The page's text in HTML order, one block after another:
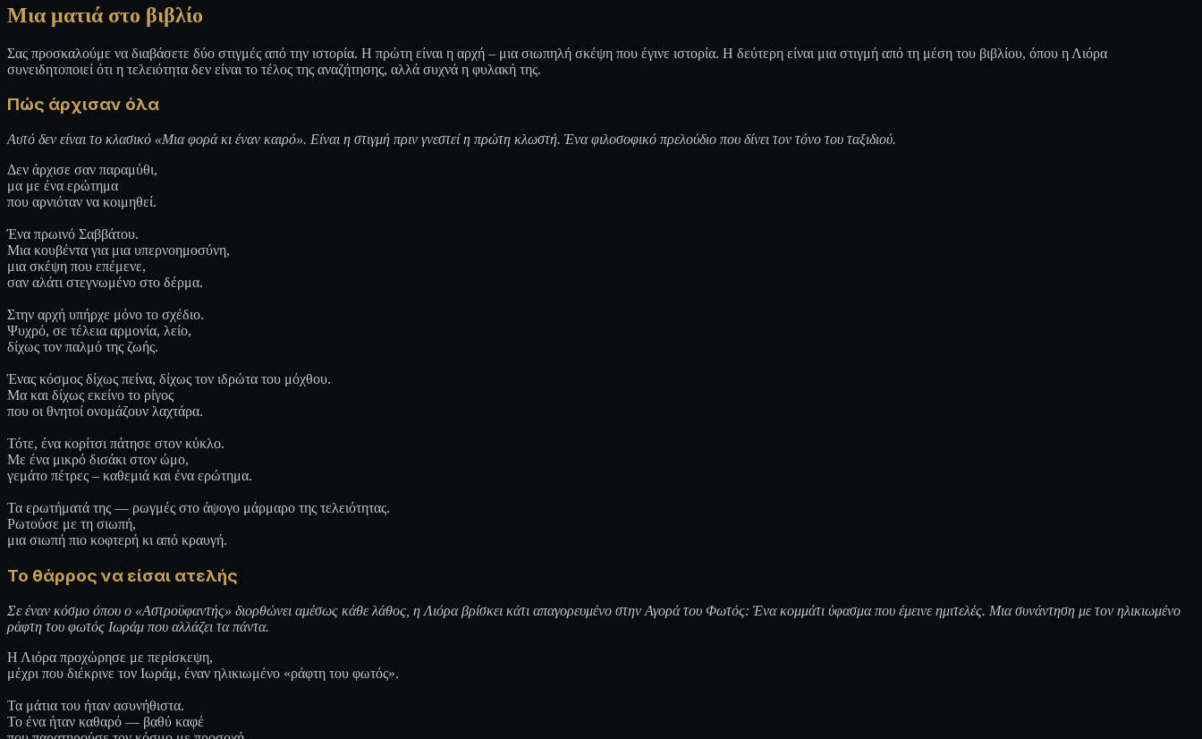
Μια ματιά στο βιβλίο
Σας προσκαλούμε να διαβάσετε δύο στιγμές από την ιστορία. Η πρώτη είναι η αρχή – μια σιωπηλή σκέψη που έγινε ιστορία. Η δεύτερη είναι μια στιγμή από τη μέση του βιβλίου, όπου η Λιόρα
συνειδητοποιεί ότι η τελειότητα δεν είναι το τέλος της αναζήτησης, αλλά συχνά η φυλακή της.
Πώς άρχισαν όλα
Αυτό δεν είναι το κλασικό «Μια φορά κι έναν καιρό». Είναι η στιγμή πριν γνεστεί η πρώτη κλωστή. Ένα φιλοσοφικό πρελούδιο που δίνει τον τόνο του ταξιδιού.
Δεν άρχισε σαν παραμύθι,
μα με ένα ερώτημα
που αρνιόταν να κοιμηθεί.
Ένα πρωινό Σαββάτου.
Μια κουβέντα για μια υπερνοημοσύνη,
μια σκέψη που επέμενε,
σαν αλάτι στεγνωμένο στο δέρμα.
Στην αρχή υπήρχε μόνο το σχέδιο.
Ψυχρό, σε τέλεια αρμονία, λείο,
δίχως τον παλμό της ζωής.
Ένας κόσμος δίχως πείνα, δίχως τον ιδρώτα του μόχθου.
Μα και δίχως εκείνο το ρίγος
που οι θνητοί ονομάζουν λαχτάρα.
Τότε, ένα κορίτσι πάτησε στον κύκλο.
Με ένα μικρό δισάκι στον ώμο,
γεμάτο πέτρες – καθεμιά και ένα ερώτημα.
Τα ερωτήματά της — ρωγμές στο άψογο μάρμαρο της τελειότητας.
Ρωτούσε με τη σιωπή,
μια σιωπή πιο κοφτερή κι από κραυγή.
Το θάρρος να είσαι ατελής
Σε έναν κόσμο όπου ο «Αστροϋφαντής» διορθώνει αμέσως κάθε λάθος, η Λιόρα βρίσκει κάτι απαγορευμένο στην Αγορά του Φωτός: Ένα κομμάτι ύφασμα που έμεινε ημιτελές. Μια συνάντηση με τον ηλικιωμένο
ράφτη του φωτός Ιωράμ που αλλάζει τα πάντα.
Η Λιόρα προχώρησε με περίσκεψη,
μέχρι που διέκρινε τον Ιωράμ, έναν ηλικιωμένο «ράφτη του φωτός».
Τα μάτια του ήταν ασυνήθιστα.
Το ένα ήταν καθαρό — βαθύ καφέ